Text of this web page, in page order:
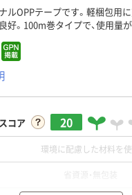
ルOPPテープです。軽梱包用
好。100m巻タイプで、使用量
コア 20
環境に配慮した材料を